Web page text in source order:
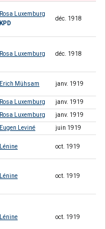
Rosa Luxemburg
KPD
déc. 1918
Rosa Luxemburg déc. 1918
Erich Mühsam janv. 1919
Rosa Luxemburg janv. 1919
Rosa Luxemburg janv. 1919
Eugen Leviné juin 1919
Lénine oct. 1919
Lénine oct. 1919
Lénine oct. 1919